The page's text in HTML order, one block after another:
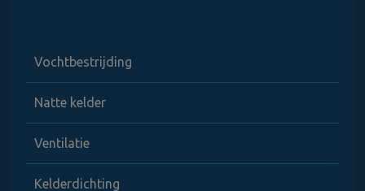
Vochtbestrijding
Natte kelder
Ventilatie
Kelderdichting